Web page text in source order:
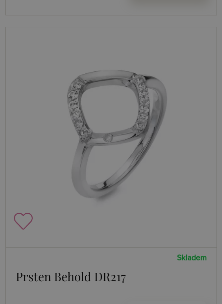
Skladem
Prsten Behold DR217